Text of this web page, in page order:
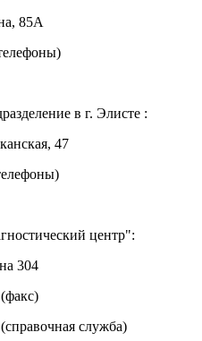
85А
в г. Элисте :
47
центр":
304
служба)